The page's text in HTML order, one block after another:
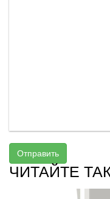
Отправить
ЧИТАЙТЕ